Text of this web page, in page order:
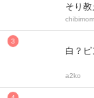
そり
白？
a2ko